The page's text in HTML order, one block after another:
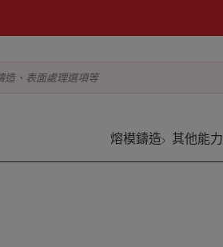
造、表面處理選項等
熔模鑄造 其他能力